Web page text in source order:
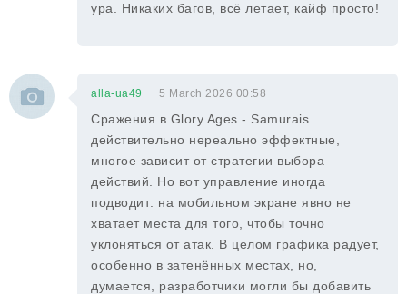
ура. Никаких багов, всё летает, кайф просто!
alla-ua49 5 March 2026 00:58
Сражения в Glory Ages - Samurais
действительно нереально эффектные,
многое зависит от стратегии выбора
действий. Но вот управление иногда
подводит: на мобильном экране явно не
хватает места для того, чтобы точно
уклоняться от атак. В целом графика радует,
особенно в затенённых местах, но,
думается, разработчики могли бы добавить